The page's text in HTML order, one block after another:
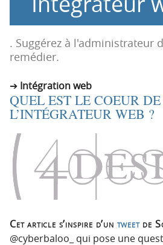
p
i
c
i
p
e
t
n
. Suggérez à l'administrateur
remédier.
Intégration web
QUEL EST LE COEUR
L’INTÉGRATEUR WEB ?
Cet article s’inspire d’un tweetde